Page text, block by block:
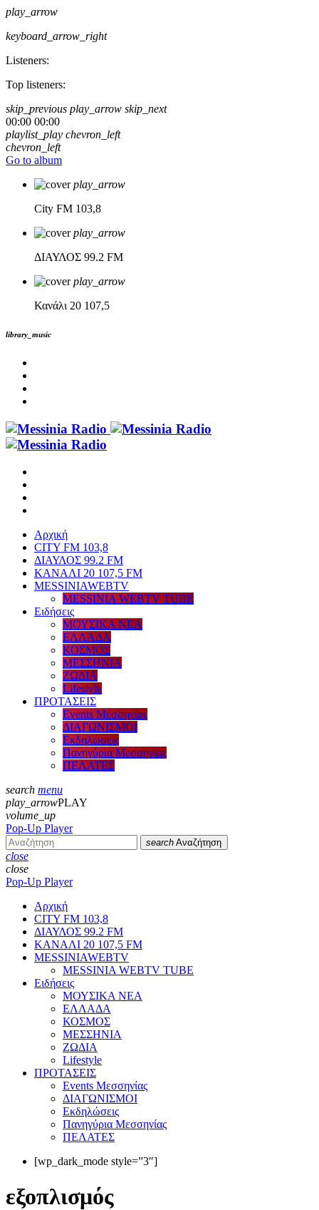
play_arrow
keyboard_arrow_right
Listeners:
Top listeners:
skip_previous play_arrow skip_next
00:00 00:00
playlist_play chevron_left
chevron_left
Go to album
play_arrow
City FM 103,8
play_arrow
ΔΙΑΥΛΟΣ 99.2 FM
play_arrow
Κανάλι 20 107,5
library_music
Αρχική
CITY FM 103,8
ΔΙΑΥΛΟΣ 99.2 FM
ΚΑΝΑΛΙ 20 107,5 FM
MESSINIAWEBTV
MESSINIA WEBTV TUBE
Eιδήσεις
ΜΟΥΣΙΚΑ ΝΕΑ
ΕΛΛΑΔΑ
ΚΟΣΜΟΣ
ΜΕΣΣΗΝΙΑ
ΖΩΔΙΑ
Lifestyle
ΠΡΟΤΑΣΕΙΣ
Events Μεσσηνίας
ΔΙΑΓΩΝΙΣΜΟΙ
Εκδηλώσεις
Πανηγύρια Μεσσηνίας
ΠΕΛΑΤΕΣ
search menu
play_arrowPLAY
volume_up
Pop-Up Player
search Αναζήτηση
close
close
Pop-Up Player
Αρχική
CITY FM 103,8
ΔΙΑΥΛΟΣ 99.2 FM
ΚΑΝΑΛΙ 20 107,5 FM
MESSINIAWEBTV
MESSINIA WEBTV TUBE
Eιδήσεις
ΜΟΥΣΙΚΑ ΝΕΑ
ΕΛΛΑΔΑ
ΚΟΣΜΟΣ
ΜΕΣΣΗΝΙΑ
ΖΩΔΙΑ
Lifestyle
ΠΡΟΤΑΣΕΙΣ
Events Μεσσηνίας
ΔΙΑΓΩΝΙΣΜΟΙ
Εκδηλώσεις
Πανηγύρια Μεσσηνίας
ΠΕΛΑΤΕΣ
[wp_dark_mode style=”3″]
εξοπλισμός